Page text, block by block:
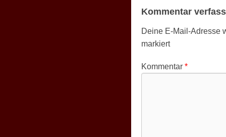
Kommentar
Deine E-Mail-Adresse
markiert
Kommentar *